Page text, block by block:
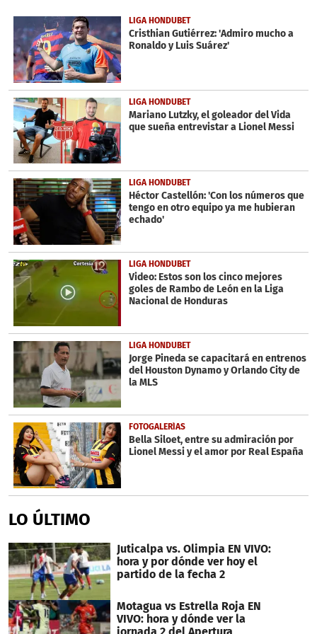
41
seconds
LIGA HONDUBET
Cristhian Gutiérrez: 'Admiro mucho a
Ronaldo y Luis Suárez'
LIGA HONDUBET
Mariano Lutzky, el goleador del Vida
que sueña entrevistar a Lionel Messi
LIGA HONDUBET
Héctor Castellón: 'Con los números que
tengo en otro equipo ya me hubieran
echado'
LIGA HONDUBET
Video: Estos son los cinco mejores
goles de Rambo de León en la Liga
Nacional de Honduras
LIGA HONDUBET
Jorge Pineda se capacitará en entrenos
del Houston Dynamo y Orlando City de
la MLS
FOTOGALERÍAS
Bella Siloet, entre su admiración por
Lionel Messi y el amor por Real España
LO ÚLTIMO
Juticalpa vs. Olimpia EN VIVO:
hora y por dónde ver hoy el
partido de la fecha 2
Motagua vs Estrella Roja EN
VIVO: hora y dónde ver la